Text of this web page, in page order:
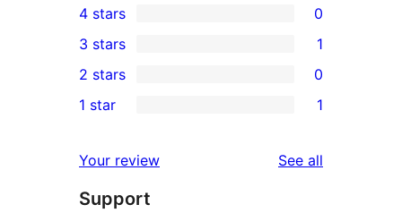
5-
star
reviews
4-
star
reviews
4 stars 0
1
3-
star
3 stars 1
2-
reviews
2 stars 0
star
review
1 star 1
Your review See all
Support